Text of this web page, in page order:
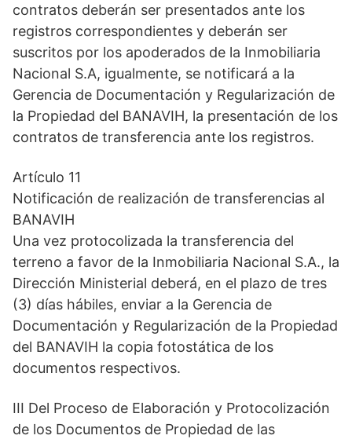
contratos deberán ser presentados ante los
registros correspondientes y deberán ser
suscritos por los apoderados de la Inmobiliaria
Nacional S.A, igualmente, se notificará a la
Gerencia de Documentación y Regularización de
la Propiedad del BANAVIH, la presentación de los
contratos de transferencia ante los registros.
Artículo 11
Notificación de realización de transferencias al
BANAVIH
Una vez protocolizada la transferencia del
terreno a favor de la Inmobiliaria Nacional S.A., la
Dirección Ministerial deberá, en el plazo de tres
(3) días hábiles, enviar a la Gerencia de
Documentación y Regularización de la Propiedad
del BANAVIH la copia fotostática de los
documentos respectivos.
III Del Proceso de Elaboración y Protocolización
de los Documentos de Propiedad de las